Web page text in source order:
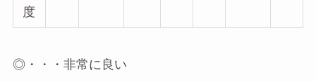
度
◎・・・非常に良い